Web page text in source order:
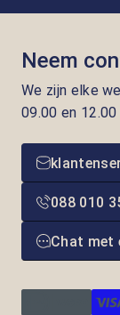
Neem
We zijn elke
09.00 en 12.00
088 010
Chat met